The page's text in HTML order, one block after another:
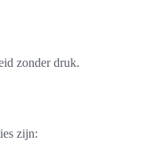
zonder druk.
zijn: